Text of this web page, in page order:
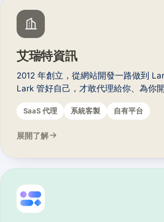
艾瑞特資訊
2012 年創立，從網站開發一路做到
Lark 管好自己，才敢代理給你、為你開
SaaS 代理 系統客製 自有平台
展開了解